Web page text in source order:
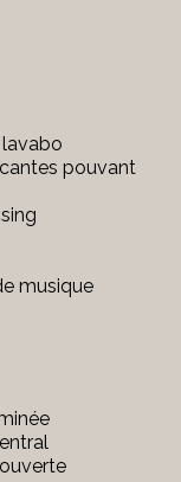
pouvant
musique